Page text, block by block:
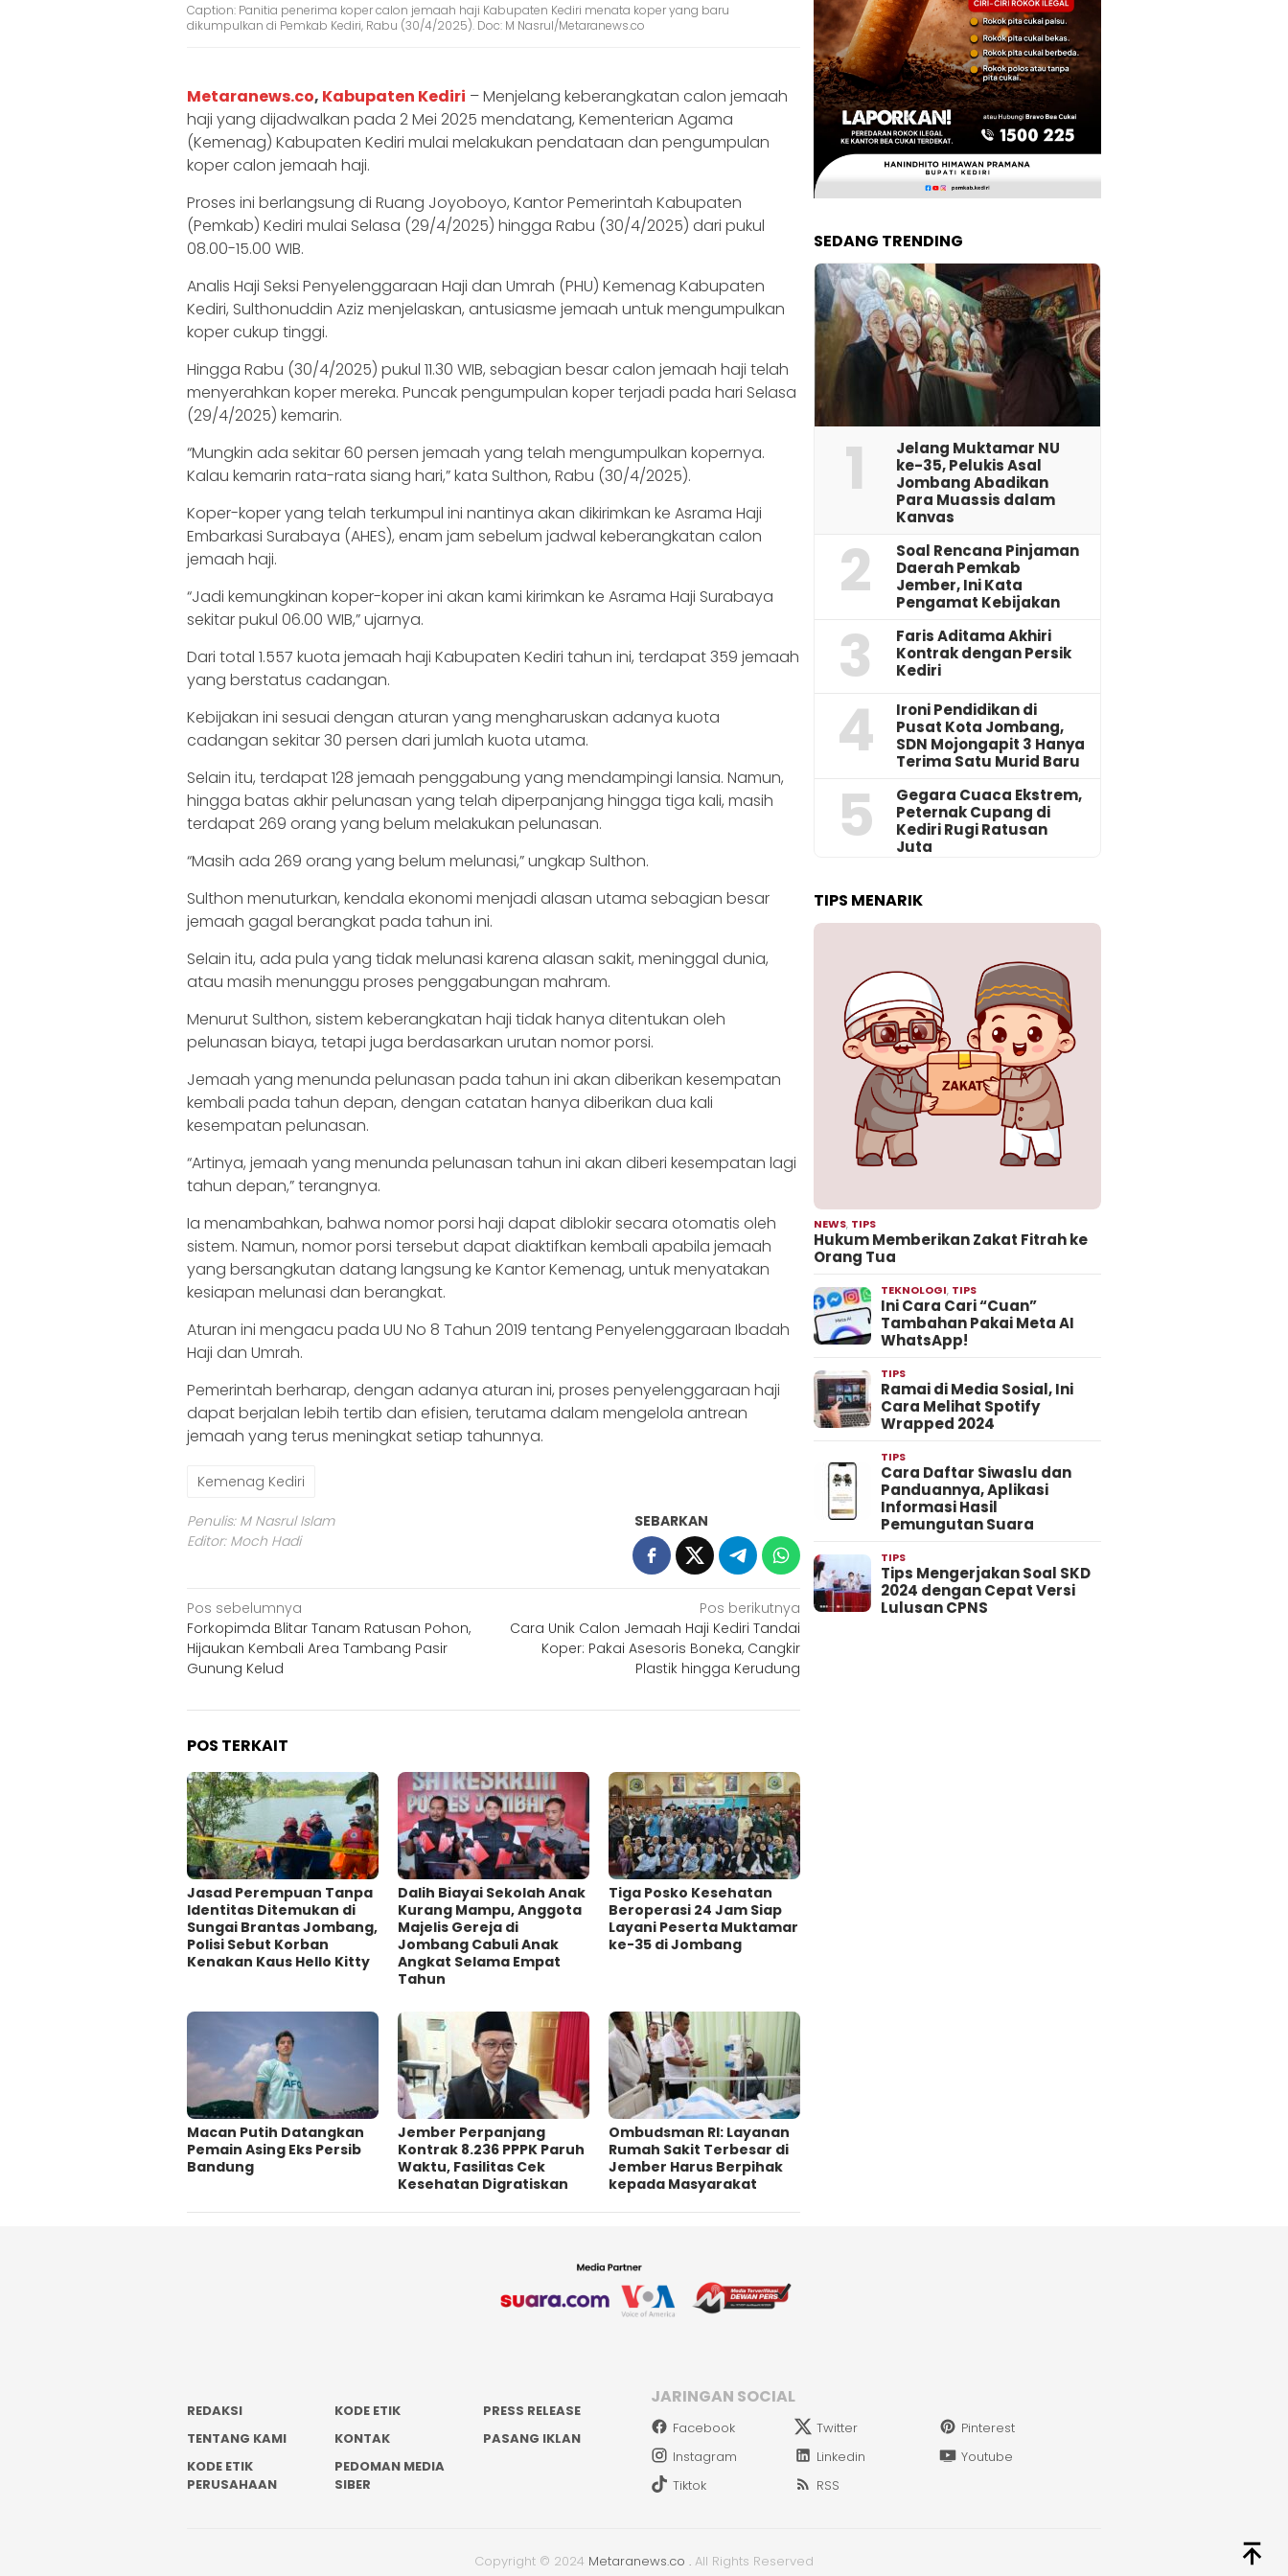
Caption: Panitia penerima koper calon jemaah haji Kabupaten Kediri menata koper yang baru
dikumpulkan di Pemkab Kediri, Rabu (30/4/2025). Doc: M Nasrul/Metaranews.co
Metaranews.co, Kabupaten Kediri – Menjelang keberangkatan calon jemaah
haji yang dijadwalkan pada 2 Mei 2025 mendatang, Kementerian Agama
(Kemenag) Kabupaten Kediri mulai melakukan pendataan dan pengumpulan
koper calon jemaah haji.
Proses ini berlangsung di Ruang Joyoboyo, Kantor Pemerintah Kabupaten
(Pemkab) Kediri mulai Selasa (29/4/2025) hingga Rabu (30/4/2025) dari pukul
08.00-15.00 WIB.
Analis Haji Seksi Penyelenggaraan Haji dan Umrah (PHU) Kemenag Kabupaten
Kediri, Sulthonuddin Aziz menjelaskan, antusiasme jemaah untuk mengumpulkan
koper cukup tinggi.
Hingga Rabu (30/4/2025) pukul 11.30 WIB, sebagian besar calon jemaah haji telah
menyerahkan koper mereka. Puncak pengumpulan koper terjadi pada hari Selasa
(29/4/2025) kemarin.
“Mungkin ada sekitar 60 persen jemaah yang telah mengumpulkan kopernya.
Kalau kemarin rata-rata siang hari,” kata Sulthon, Rabu (30/4/2025).
Koper-koper yang telah terkumpul ini nantinya akan dikirimkan ke Asrama Haji
Embarkasi Surabaya (AHES), enam jam sebelum jadwal keberangkatan calon
jemaah haji.
“Jadi kemungkinan koper-koper ini akan kami kirimkan ke Asrama Haji Surabaya
sekitar pukul 06.00 WIB,” ujarnya.
Dari total 1.557 kuota jemaah haji Kabupaten Kediri tahun ini, terdapat 359 jemaah
yang berstatus cadangan.
Kebijakan ini sesuai dengan aturan yang mengharuskan adanya kuota
cadangan sekitar 30 persen dari jumlah kuota utama.
Selain itu, terdapat 128 jemaah penggabung yang mendampingi lansia. Namun,
hingga batas akhir pelunasan yang telah diperpanjang hingga tiga kali, masih
terdapat 269 orang yang belum melakukan pelunasan.
“Masih ada 269 orang yang belum melunasi,” ungkap Sulthon.
Sulthon menuturkan, kendala ekonomi menjadi alasan utama sebagian besar
jemaah gagal berangkat pada tahun ini.
Selain itu, ada pula yang tidak melunasi karena alasan sakit, meninggal dunia,
atau masih menunggu proses penggabungan mahram.
Menurut Sulthon, sistem keberangkatan haji tidak hanya ditentukan oleh
pelunasan biaya, tetapi juga berdasarkan urutan nomor porsi.
Jemaah yang menunda pelunasan pada tahun ini akan diberikan kesempatan
kembali pada tahun depan, dengan catatan hanya diberikan dua kali
kesempatan pelunasan.
“Artinya, jemaah yang menunda pelunasan tahun ini akan diberi kesempatan lagi
tahun depan,” terangnya.
Ia menambahkan, bahwa nomor porsi haji dapat diblokir secara otomatis oleh
sistem. Namun, nomor porsi tersebut dapat diaktifkan kembali apabila jemaah
yang bersangkutan datang langsung ke Kantor Kemenag, untuk menyatakan
kesiapan melunasi dan berangkat.
Aturan ini mengacu pada UU No 8 Tahun 2019 tentang Penyelenggaraan Ibadah
Haji dan Umrah.
Pemerintah berharap, dengan adanya aturan ini, proses penyelenggaraan haji
dapat berjalan lebih tertib dan efisien, terutama dalam mengelola antrean
jemaah yang terus meningkat setiap tahunnya.
Kemenag Kediri
Penulis: M Nasrul Islam
Editor: Moch Hadi
SEBARKAN
Navigasi
pos
Pos sebelumnya
Forkopimda Blitar Tanam Ratusan Pohon,
Hijaukan Kembali Area Tambang Pasir
Gunung Kelud
Pos berikutnya
Cara Unik Calon Jemaah Haji Kediri Tandai
Koper: Pakai Asesoris Boneka, Cangkir
Plastik hingga Kerudung
POS TERKAIT
Jasad Perempuan Tanpa
Identitas Ditemukan di
Sungai Brantas Jombang,
Polisi Sebut Korban
Kenakan Kaus Hello Kitty
Dalih Biayai Sekolah Anak
Kurang Mampu, Anggota
Majelis Gereja di
Jombang Cabuli Anak
Angkat Selama Empat
Tahun
Tiga Posko Kesehatan
Beroperasi 24 Jam Siap
Layani Peserta Muktamar
ke-35 di Jombang
Macan Putih Datangkan
Pemain Asing Eks Persib
Bandung
Jember Perpanjang
Kontrak 8.236 PPPK Paruh
Waktu, Fasilitas Cek
Kesehatan Digratiskan
Ombudsman RI: Layanan
Rumah Sakit Terbesar di
Jember Harus Berpihak
kepada Masyarakat
SEDANG TRENDING
1
Jelang Muktamar NU
ke-35, Pelukis Asal
Jombang Abadikan
Para Muassis dalam
Kanvas
2
‎Soal Rencana Pinjaman
Daerah Pemkab
Jember, Ini Kata
Pengamat Kebijakan ‎
3
Faris Aditama Akhiri
Kontrak dengan Persik
Kediri
4
Ironi Pendidikan di
Pusat Kota Jombang,
SDN Mojongapit 3 Hanya
Terima Satu Murid Baru
5
‎Gegara Cuaca Ekstrem,
Peternak Cupang di
Kediri Rugi Ratusan
Juta
TIPS MENARIK
NEWS, TIPS
Hukum Memberikan Zakat Fitrah ke
Orang Tua
TEKNOLOGI, TIPS
Ini Cara Cari “Cuan”
Tambahan Pakai Meta AI
WhatsApp!
TIPS
Ramai di Media Sosial, Ini
Cara Melihat Spotify
Wrapped 2024
TIPS
Cara Daftar Siwaslu dan
Panduannya, Aplikasi
Informasi Hasil
Pemungutan Suara
TIPS
Tips Mengerjakan Soal SKD
2024 dengan Cepat Versi
Lulusan CPNS
REDAKSI KODE ETIK
PRESS RELEASE
TENTANG KAMI
KONTAK
PASANG IKLAN
KODE ETIK
PERUSAHAAN
PEDOMAN MEDIA
SIBER
JARINGAN SOCIAL
Facebook Twitter
Pinterest
Instagram
Linkedin
Youtube
Tiktok
RSS
Copyright © 2024 Metaranews.co . All Rights Reserved